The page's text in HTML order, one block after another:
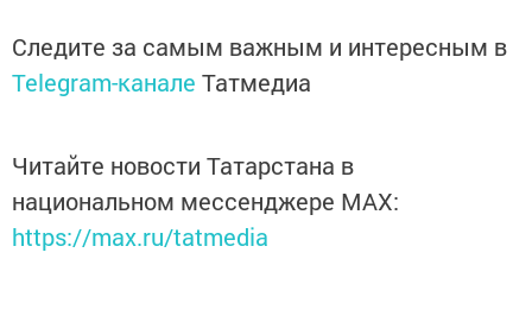
Следите за самым важным и интересным в
Telegram-канале Татмедиа
Читайте новости Татарстана в
национальном мессенджере MАХ:
https://max.ru/tatmedia